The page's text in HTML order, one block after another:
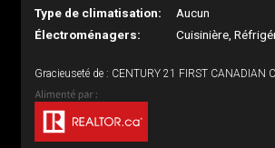
Type de climatisation:
Aucun
Électroménagers:
Cuisinière,
Gracieuseté de : CENTURY 21 FIRST CANADIAN